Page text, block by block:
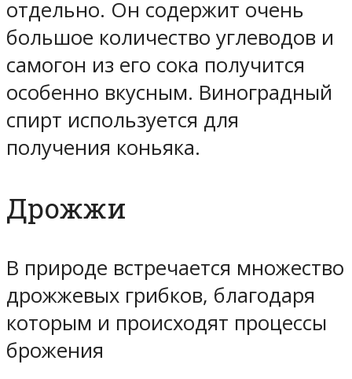
отдельно. Он содержит очень
большое количество углеводов и
самогон из его сока получится
особенно вкусным. Виноградный
спирт используется для
получения коньяка.
Дрожжи
В природе встречается множество
дрожжевых грибков, благодаря
которым и происходят процессы
брожения